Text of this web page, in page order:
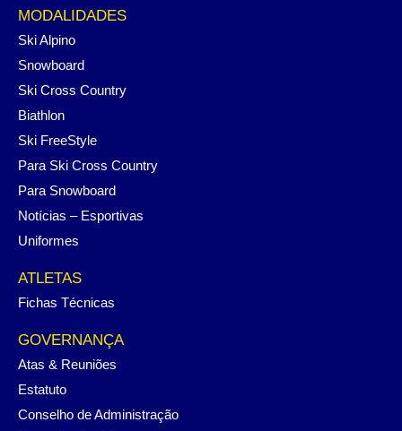
MODALIDADES
Ski Alpino
Snowboard
Ski Cross Country
Biathlon
Ski FreeStyle
Para Ski Cross Country
Para Snowboard
Notícias – Esportivas
Uniformes
ATLETAS
Fichas Técnicas
GOVERNANÇA
Atas & Reuniões
Estatuto
Conselho de Administração